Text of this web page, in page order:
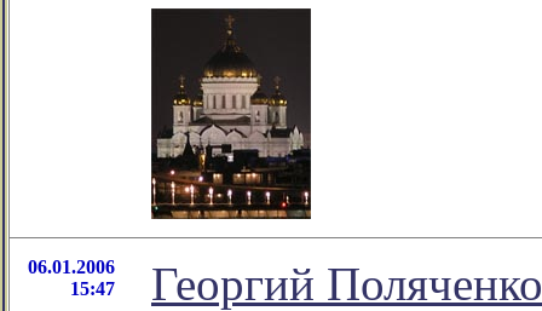
06.01.2006
15:47
Георгий